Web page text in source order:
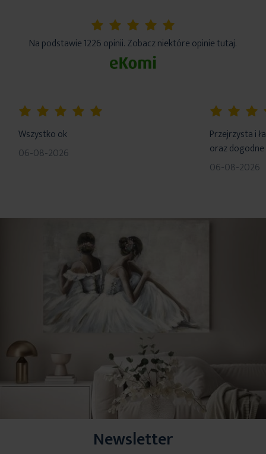
5%
Na podstawie 1226 opinii. Zobacz niektóre opinie tutaj.
Wszystko ok
06-08-2026
Przejrzysta i
oraz
06-08-2026
Newsletter